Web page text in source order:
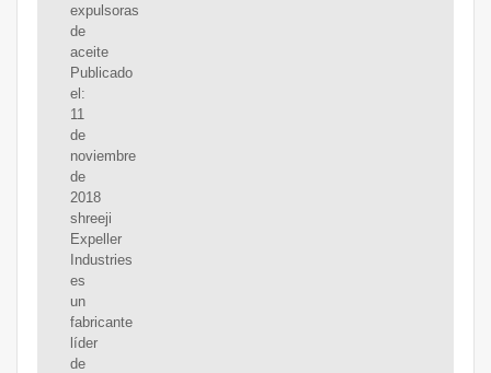
expulsoras
de
aceite
Publicado
el:
11
de
noviembre
de
2018
shreeji
Expeller
Industries
es
un
fabricante
líder
de